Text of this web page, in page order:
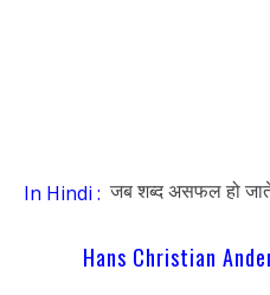
In Hindi : जब शब्द असफल हो
Hans Christian